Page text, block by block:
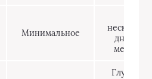
Минимальное
дней до
месяцев
Глубокие